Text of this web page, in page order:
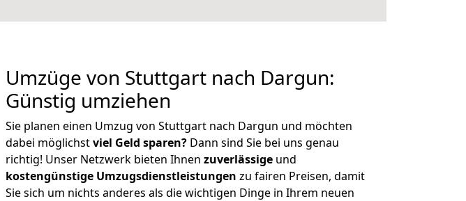
Umzüge von Stuttgart nach Dargun:
Günstig umziehen
Sie planen einen Umzug von Stuttgart nach Dargun und möchten
dabei möglichstviel Geld sparen? Dann sind Sie bei uns genau
richtig! Unser Netzwerk bieten Ihnen zuverlässige und
kostengünstige Umzugsdienstleistungen zu fairen Preisen, damit
Sie sich um nichts anderes als die wichtigen Dinge in Ihrem neuen